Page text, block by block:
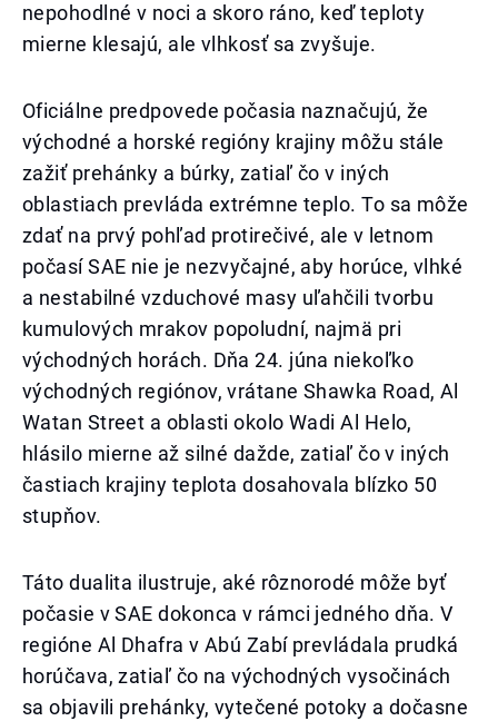
nepohodlné v noci a skoro ráno, keď teploty
mierne klesajú, ale vlhkosť sa zvyšuje.
Oficiálne predpovede počasia naznačujú, že
východné a horské regióny krajiny môžu stále
zažiť prehánky a búrky, zatiaľ čo v iných
oblastiach prevláda extrémne teplo. To sa môže
zdať na prvý pohľad protirečivé, ale v letnom
počasí SAE nie je nezvyčajné, aby horúce, vlhké
a nestabilné vzduchové masy uľahčili tvorbu
kumulových mrakov popoludní, najmä pri
východných horách. Dňa 24. júna niekoľko
východných regiónov, vrátane Shawka Road, Al
Watan Street a oblasti okolo Wadi Al Helo,
hlásilo mierne až silné dažde, zatiaľ čo v iných
častiach krajiny teplota dosahovala blízko 50
stupňov.
Táto dualita ilustruje, aké rôznorodé môže byť
počasie v SAE dokonca v rámci jedného dňa. V
regióne Al Dhafra v Abú Zabí prevládala prudká
horúčava, zatiaľ čo na východných vysočinách
sa objavili prehánky, vytečené potoky a dočasne